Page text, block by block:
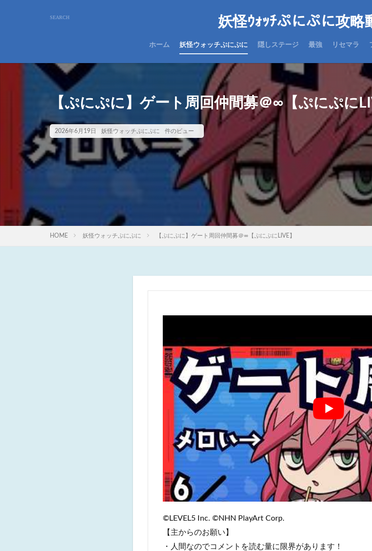
妖怪ｳｫｯﾁぷにぷに攻略
ホーム 妖怪ウォッチぷにぷに 隠しステージ 最強 リセマラ
【ぷにぷに】ゲート周回仲間募＠∞【ぷにぷに
2026年6月19日 妖怪ウォッチぷにぷに 件のビュー
HOME 妖怪ウォッチぷにぷに 【ぷにぷに】ゲート周回仲間募＠∞【ぷにぷにLIVE】
©LEVEL5 Inc. ©NHN PlayArt Corp.
【主からのお願い】
・人間なのでコメントを読む量に限界があります！